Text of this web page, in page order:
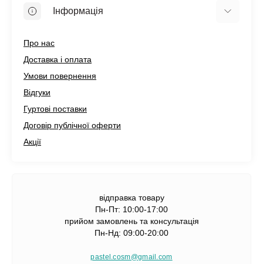
Інформація
Про нас
Доставка і оплата
Умови повернення
Відгуки
Гуртові поставки
Договір публічної оферти
Акції
відправка товару
Пн-Пт: 10:00-17:00
прийом замовлень та консультація
Пн-Нд: 09:00-20:00
pastel.cosm@gmail.com